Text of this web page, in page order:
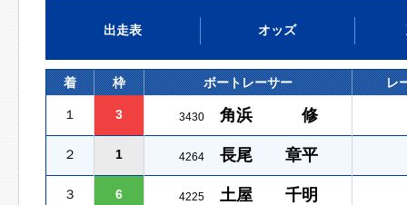
出走表 オッズ
着 枠 ボートレーサー レ
１ 3 3430 角浜 修
２ 1 4264 長尾 章平
３ 6 4225 土屋 千明